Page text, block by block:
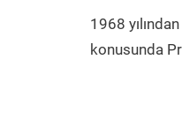
1968
konusunda